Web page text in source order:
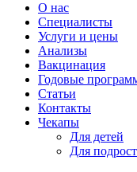
О нас
Специалисты
Услуги и цены
Анализы
Вакцинация
Годовые
Статьи
Контакты
Чекапы
Для детей
Для